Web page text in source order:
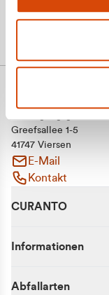
Greefsallee 1-5
41747 Viersen
E-Mail
Kontakt
CURANTO
Informationen
Abfallarten